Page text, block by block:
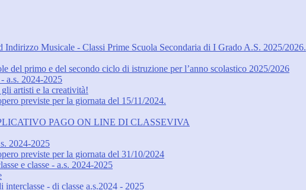
Musicale - Classi Prime Scuola Secondaria di I Grado A.S. 2025/2026.
del primo e del secondo ciclo di istruzione per l’anno scolastico 2025/2026
a.s. 2024-2025
artisti e la creatività!
previste per la giornata del 15/11/2024.
PAGO ON LINE DI CLASSEVIVA
2024-2025
previste per la giornata del 31/10/2024
e classe - a.s. 2024-2025
- di classe a.s.2024 - 2025